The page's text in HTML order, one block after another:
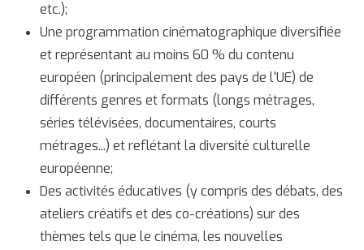
etc.);
Une programmation cinématographique diversifiée
et représentant au moins 60 % du contenu
européen (principalement des pays de l'UE) de
différents genres et formats (longs métrages,
séries télévisées, documentaires, courts
métrages...) et reflétant la diversité culturelle
européenne;
Des activités éducatives (y compris des débats, des
ateliers créatifs et des co-créations) sur des
thèmes tels que le cinéma, les nouvelles